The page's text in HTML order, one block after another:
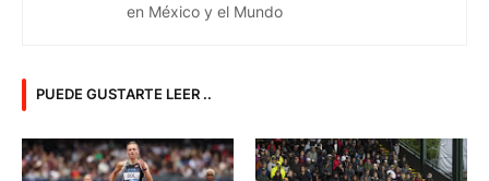
en México y el Mundo
PUEDE GUSTARTE LEER ..